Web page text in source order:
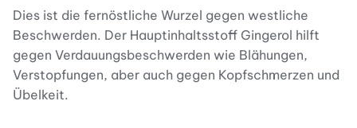
Dies ist die fernöstliche Wurzel gegen westliche
Beschwerden. Der Hauptinhaltsstoff Gingerol hilft
gegen Verdauungsbeschwerden wie Blähungen,
Verstopfungen, aber auch gegen Kopfschmerzen und
Übelkeit.